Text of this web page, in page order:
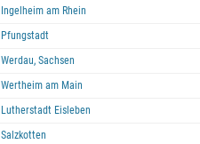
Ingelheim am Rhein
Pfungstadt
Werdau, Sachsen
Wertheim am Main
Lutherstadt Eisleben
Salzkotten